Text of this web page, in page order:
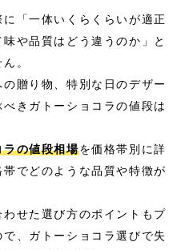
「一体いくらくらいが適正
や品質はどう違うのか」と
。
贈り物、特別な日のデザー
きガトーショコラの値段は
ラの値段相場を価格帯別に詳
でどのような品質や特徴が
せた選び方のポイントもプ
、ガトーショコラ選びで失